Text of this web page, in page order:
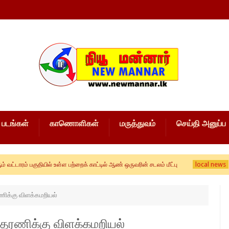
படங்கள் காணொளிகள் மருத்துவம் செய்தி அனுப்ப
உள்ள பற்றைக் காட்டில் ஆண் ஒருவரின் சடலம் மீட்பு local news
விளக்கமறியல்
விளக்கமறியல்